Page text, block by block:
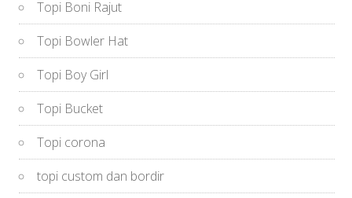
Topi Boni Rajut
Topi Bowler Hat
Topi Boy Girl
Topi Bucket
Topi corona
topi custom dan bordir